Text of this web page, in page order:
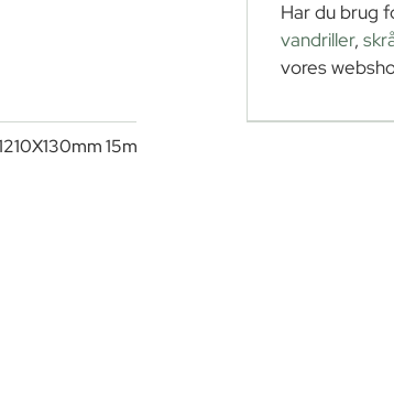
15 x 180 cm
Har du brug
vandriller,
vores
15mm, SLEBEN